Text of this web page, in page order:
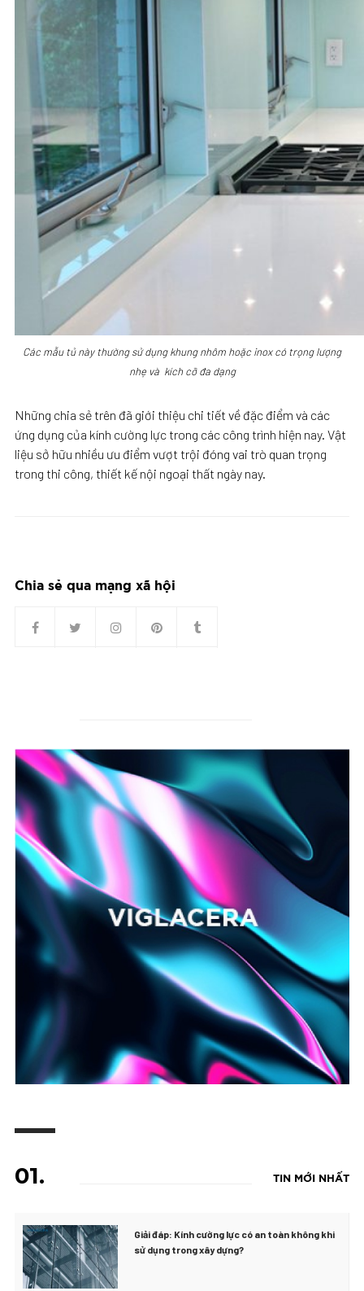
Các mẫu tủ này thường sử dụng khung nhôm hoặc inox có trọng lượng
nhẹ và kích cỡ đa dạng
Những chia sẻ trên đã giới thiệu chi tiết về đặc điểm và các
ứng dụng của kính cường lực trong các công trình hiện nay. Vật
liệu sở hữu nhiều ưu điểm vượt trội đóng vai trò quan trọng
trong thi công, thiết kế nội ngoại thất ngày nay.
Chia sẻ qua mạng xã hội
01. TIN MỚI NHẤT
Giải đáp: Kính cường lực có an toàn không khi
sử dụng trong xây dựng?